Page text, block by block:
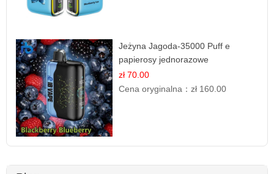
Jeżyna Jagoda-35000 Puff e
papierosy jednorazowe
zł 70.00
Cena oryginalna：zł 160.00